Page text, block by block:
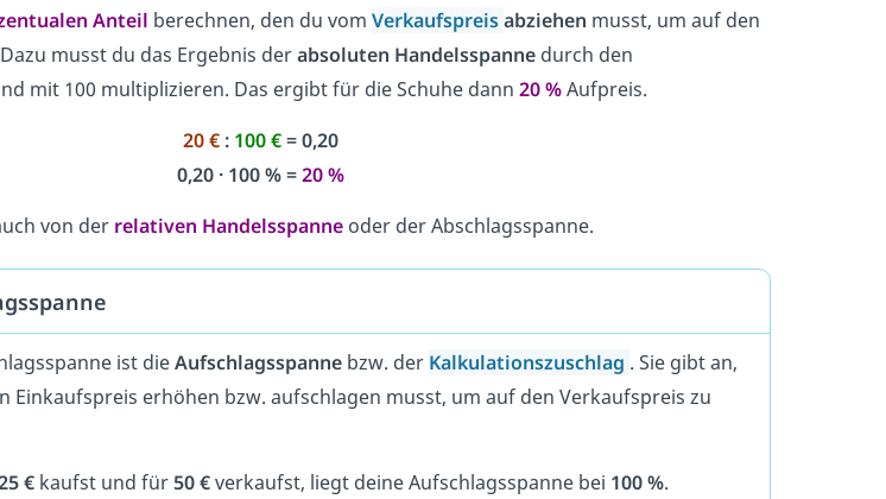
Anteil berechnen, den du vom Verkaufspreisabziehen musst, um auf den
musst du das Ergebnis derabsoluten Handelsspanne durch den
mit 100 multiplizieren. Das ergibt für die Schuhe dann 20 %Aufpreis.
20 €: 100 €= 0,20
0,20 · 100 % =20 %
von der relativen Handelsspanne oder der Abschlagsspanne.
ist dieAufschlagsspanne bzw. der Kalkulationszuschlag . Sie gibt an,
Einkaufspreis erhöhen bzw. aufschlagen musst, um auf den Verkaufspreis zu
€ kaufst und für50 €verkaufst, liegt deine Aufschlagsspanne bei 100 %.